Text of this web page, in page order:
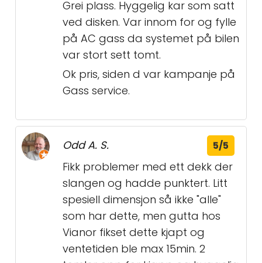
Grei plass. Hyggelig kar som satt
ved disken. Var innom for og fylle
på AC gass da systemet på bilen
var stort sett tomt.
Ok pris, siden d var kampanje på
Gass service.
Odd A. S. 5/5
Fikk problemer med ett dekk der
slangen og hadde punktert. Litt
spesiell dimensjon så ikke "alle"
som har dette, men gutta hos
Vianor fikset dette kjapt og
ventetiden ble max 15min. 2